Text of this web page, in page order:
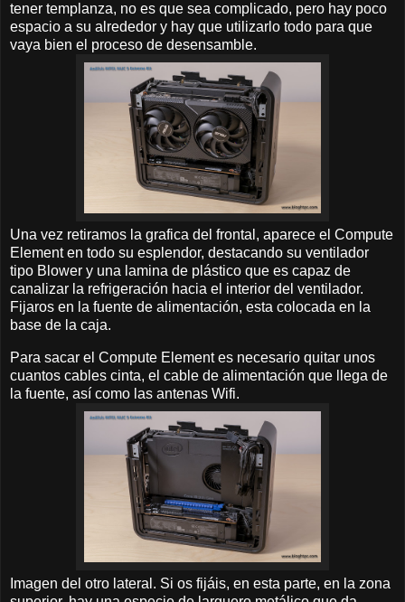
tener templanza, no es que sea complicado, pero hay poco
espacio a su alrededor y hay que utilizarlo todo para que
vaya bien el proceso de desensamble.
Una vez retiramos la grafica del frontal, aparece el Compute
Element en todo su esplendor, destacando su ventilador
tipo Blower y una lamina de plástico que es capaz de
canalizar la refrigeración hacia el interior del ventilador.
Fijaros en la fuente de alimentación, esta colocada en la
base de la caja.
Para sacar el Compute Element es necesario quitar unos
cuantos cables cinta, el cable de alimentación que llega de
la fuente, así como las antenas Wifi.
Imagen del otro lateral. Si os fijáis, en esta parte, en la zona